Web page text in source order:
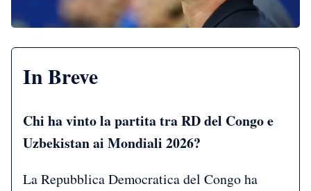
In Breve
Chi ha vinto la partita tra RD del Congo e
Uzbekistan ai Mondiali 2026?
La Repubblica Democratica del Congo ha